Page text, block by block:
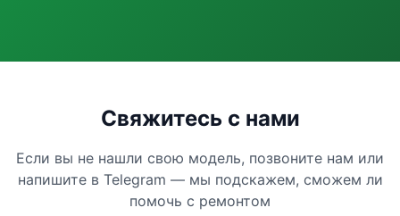
Свяжитесь с нами
Если вы не нашли свою модель, позвоните нам или
напишите в Telegram — мы подскажем, сможем ли
помочь с ремонтом